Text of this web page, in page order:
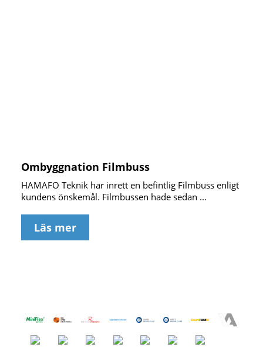
Ombyggnation Filmbuss
HAMAFO Teknik har inrett en befintlig Filmbuss enligt
kundens önskemål. Filmbussen hade sedan ...
Läs mer